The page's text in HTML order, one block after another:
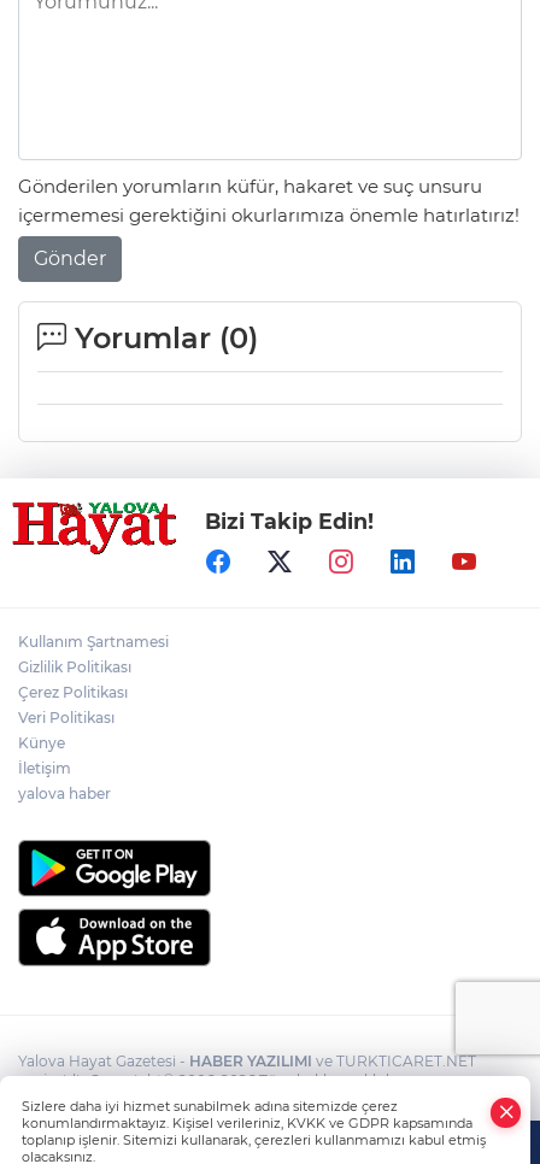
Gönderilen yorumların küfür, hakaret ve suç unsuru
içermemesi gerektiğini okurlarımıza önemle hatırlatırız!
Gönder
Yorumlar (0)
Bizi Takip Edin!
Kullanım Şartnamesi
Gizlilik Politikası
Çerez Politikası
Veri Politikası
Künye
İletişim
yalova haber
Yalova Hayat Gazetesi - HABER YAZILIMI ve TURKTICARET.NET
projesidir Copyright© 2006-2026 Tüm hakları saklıdır.
Sizlere daha iyi hizmet sunabilmek adına sitemizde çerez
konumlandırmaktayız. Kişisel verileriniz, KVKK ve GDPR kapsamında
toplanıp işlenir. Sitemizi kullanarak, çerezleri kullanmamızı kabul etmiş
olacaksınız.